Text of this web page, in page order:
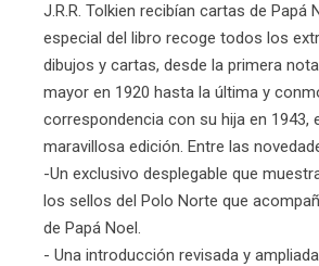
J.R.R. Tolkien recibían cartas de Papá
especial del libro recoge todos los
dibujos y cartas, desde la primera
mayor en 1920 hasta la última y
correspondencia con su hija en 1943,
maravillosa edición. Entre las
-Un exclusivo desplegable que
los sellos del Polo Norte que
de Papá Noel.
- Una introducción revisada y